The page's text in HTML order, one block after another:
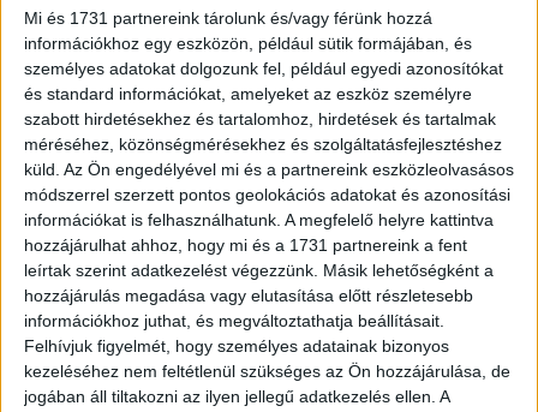
Mi és 1731 partnereink tárolunk és/vagy férünk hozzá
információkhoz egy eszközön, például sütik formájában, és
személyes adatokat dolgozunk fel, például egyedi azonosítókat
és standard információkat, amelyeket az eszköz személyre
szabott hirdetésekhez és tartalomhoz, hirdetések és tartalmak
méréséhez, közönségmérésekhez és szolgáltatásfejlesztéshez
küld. Az Ön engedélyével mi és a partnereink eszközleolvasásos
módszerrel szerzett pontos geolokációs adatokat és azonosítási
információkat is felhasználhatunk. A megfelelő helyre kattintva
hozzájárulhat ahhoz, hogy mi és a 1731 partnereink a fent
leírtak szerint adatkezelést végezzünk. Másik lehetőségként a
hozzájárulás megadása vagy elutasítása előtt részletesebb
információkhoz juthat, és megváltoztathatja beállításait.
Felhívjuk figyelmét, hogy személyes adatainak bizonyos
kezeléséhez nem feltétlenül szükséges az Ön hozzájárulása, de
jogában áll tiltakozni az ilyen jellegű adatkezelés ellen. A
Hogyan lehet a legolcsóbban megúszni a váltást? A
Rejoy.hu felújítotteszköz-kínálatában 40-50 ezer forint
körüli áron érhetők el iPhone 8-asok, de a novemberben
várható Black Friday akcióban ennél olcsóbban is be lehet
majd szerezni egy ilyen készüléket. Aki jövőállóbb
készülékre vágyik, annak a Rejoy 50-70 ezer forintos
szegmensben elérhető, újabb iPhone SE (2020) felújított
példányát javasolja - ez ugyanis a legújabb, iOS 18-as
szoftvert is megkapta.
Míg az SE készülék képernyőzárát legfeljebb ujjlenyomat-
olvasással lehet feloldani, egy 70-80 ezer forint körüli
áron kapható iPhone XR már a FaceID-t is támogatja, így